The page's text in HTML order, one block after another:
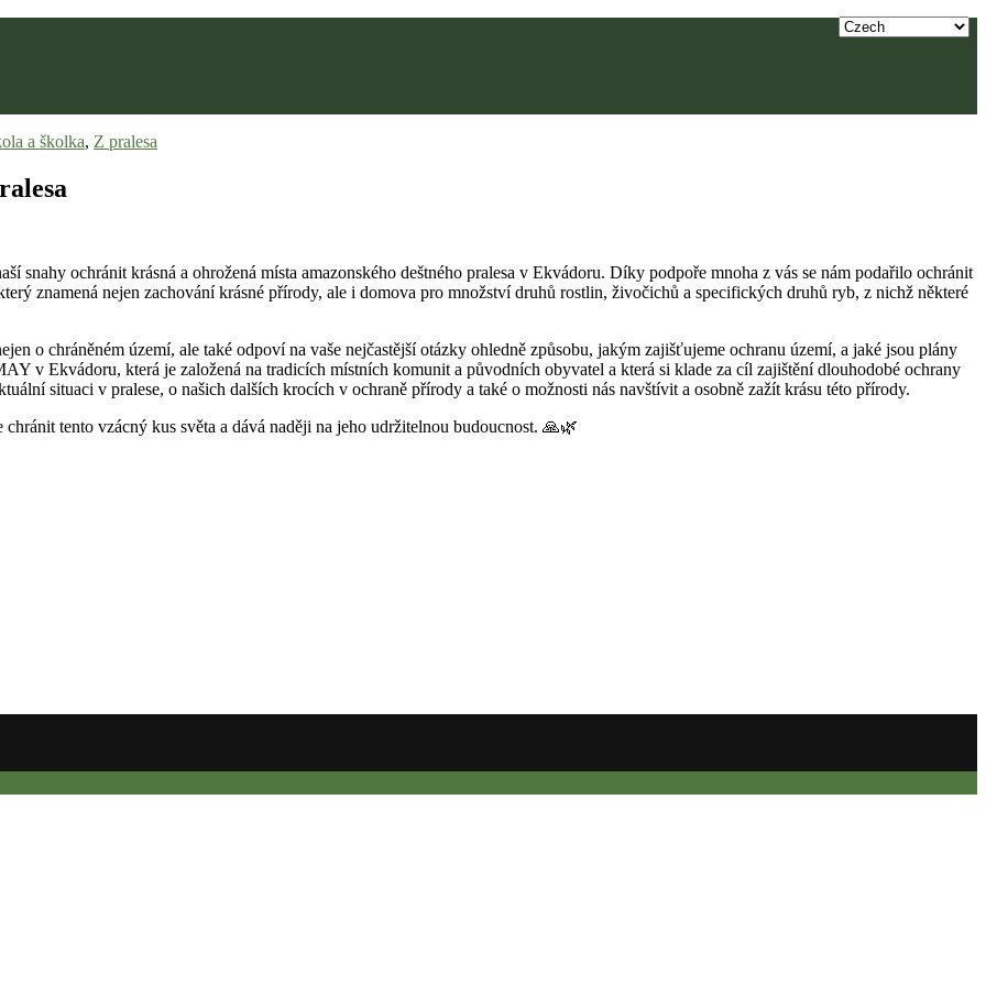
a školka, Z pralesa
snahy ochránit krásná a ohrožená místa amazonského deštného pralesa v Ekvádoru. Díky podpoře mnoha z vás se nám podařilo ochránit
znamená nejen zachování krásné přírody, ale i domova pro množství druhů rostlin, živočichů a specifických druhů ryb, z nichž některé
o chráněném území, ale také odpoví na vaše nejčastější otázky ohledně způsobu, jakým zajišťujeme ochranu území, a jaké jsou plány
v Ekvádoru, která je založená na tradicích místních komunit a původních obyvatel a která si klade za cíl zajištění dlouhodobé ochrany
situaci v pralese, o našich dalších krocích v ochraně přírody a také o možnosti nás navštívit a osobně zažít krásu této přírody.
tento vzácný kus světa a dává naději na jeho udržitelnou budoucnost. 🙏🌿